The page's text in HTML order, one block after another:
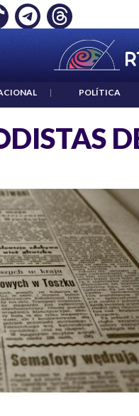
EMPLEO: JP MORGAN
| POLÍTICA